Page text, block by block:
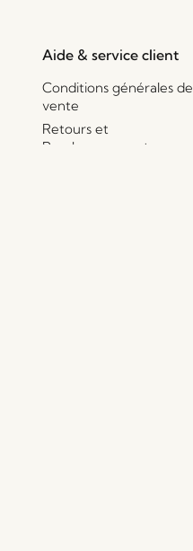
Aide & service client
Conditions générales de
vente
Retours et
Remboursements